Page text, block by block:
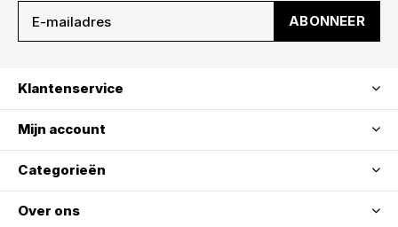
ABONNEER
Klantenservice
Mijn account
Categorieën
Over ons